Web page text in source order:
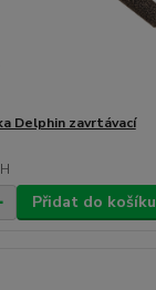
Delphin zavrtávací
Přidat do košíku